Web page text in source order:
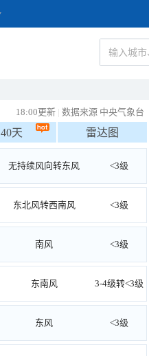
18:00更新 | 数据来源 中央气象台
40天 雷达图
无持续风向转东风 <3级
东北风转西南风 <3级
南风 <3级
东南风 3-4级转<3级
东风 <3级